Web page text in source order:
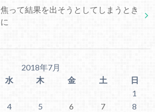
焦って結果を出そうとしてしまうとき
に
2018年7月
水 木 金 土
日
1
4 5 6 7
8